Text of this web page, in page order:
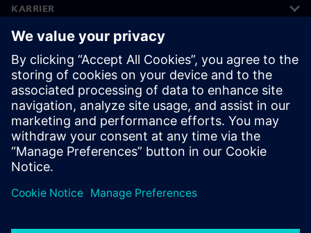
KARRIER
©Siemens 2026
Vállalati információk
Adatvédelmi nyilatkozat
Cookie (süti) tájékoztató
Felhasználási feltételek